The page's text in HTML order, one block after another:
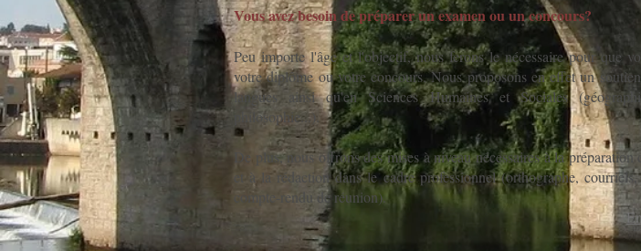
Vous avez besoin de préparer un examen ou un concours?
Peu importe l'âge et l'objectif, nous ferons le nécessaire pour que
votre diplôme ou votre concours. Nous proposons en effet un
langues ainsi qu'en Sciences Humaines et Sociales
philosophie...).
De plus, nous offrons des mises à niveau nécessaires à la préparation
et à la rédaction dans le cadre professionnel (orthographe, courriels,
compte-rendu de réunion).